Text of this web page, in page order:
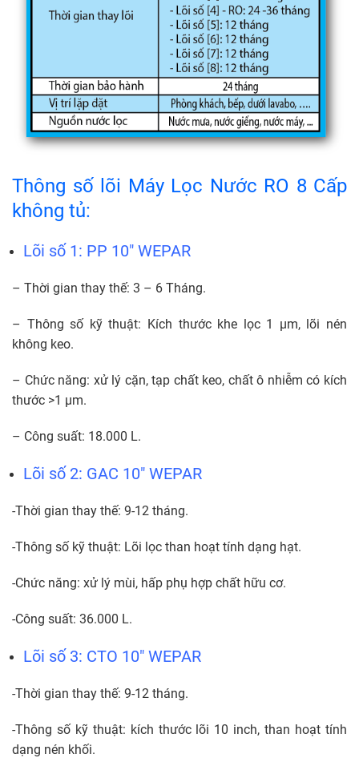
Thông số lõi Máy Lọc Nước RO 8 Cấp
không tủ:
Lõi số 1: PP 10″ WEPAR
– Thời gian thay thế: 3 – 6 Tháng.
– Thông số kỹ thuật: Kích thước khe lọc 1 µm, lõi nén
không keo.
– Chức năng: xử lý cặn, tạp chất keo, chất ô nhiễm có kích
thước >1 µm.
– Công suất: 18.000 L.
Lõi số 2: GAC 10″ WEPAR
-Thời gian thay thế: 9-12 tháng.
-Thông số kỹ thuật: Lõi lọc than hoạt tính dạng hạt.
-Chức năng: xử lý mùi, hấp phụ hợp chất hữu cơ.
-Công suất: 36.000 L.
Lõi số 3: CTO 10″ WEPAR
-Thời gian thay thế: 9-12 tháng.
-Thông số kỹ thuật: kích thước lõi 10 inch, than hoạt tính
dạng nén khối.